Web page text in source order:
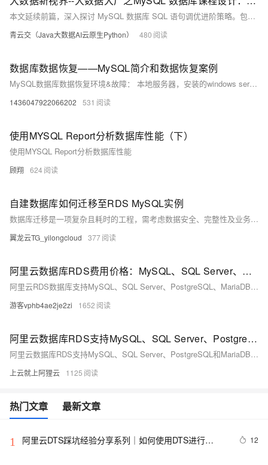
本文延续前篇，深入探讨 MySQL 数据库 SQL 语句调优进阶策略。包括优化索引使用，介绍多种索引类型及避免索引失效等；调整数据库参数，如缓冲池、连接数和日志参数；还有分区表、垂直拆分等其他优化方法。通过实际案例分析展示调优效果。回顾与数据库课程设计相关文章，强调全面认识 MySQL 数据库重要性。为读者提供综合调优指导，确保数据库高效运行。
青云交（Java大数据AI云原生Python） 480
数据库数据恢复——MySQL简介和数据恢复案例
MySQL数据库数据恢复环境&故障： 本地服务器，安装的windows server操作系统。 操作系统上部署MySQL单实例，引擎类型为innodb，表空间类型为独立表空间。该MySQL数据库没有备份，未开启binlog。 人为误操作，在用Delete命令删除数据时未添加where子句进行筛选导致全表数据被删除，删除后未对该表进行任何操作。
1436047922066202 531
使用MYSQL Report分析数据库性能（下）
使用MYSQL Report分析数据库性能
顾翔 624
自建数据库如何迁移至RDS MySQL实例
数据库迁移是一项复杂且耗时的工程，需考虑数据安全、完整性及业务中断影响。使用阿里云数据传输服务DTS，可快速、平滑完成迁移任务，将应用停机时间降至分钟级。您还可通过全量备份自建数据库并恢复至RDS MySQL实例，实现间接迁移上云。
翼龙云TG_yilongcloud 377
阿里云数据库RDS费用价格：MySQL、SQL Server、PostgreSQL和MariaDB引擎收费标准
阿里云RDS数据库支持MySQL、SQL Server、PostgreSQL、MariaDB，多种引擎优惠上线！MySQL倚天版88元/年，SQL Server 2核4G仅299元/年，PostgreSQL 227元/年起。高可用、可弹性伸缩，安全稳定。详情见官网活动页。
游客vphb4ae2je2zi 1652
阿里云数据库RDS支持MySQL、SQL Server、PostgreSQL和MariaDB引擎
阿里云数据库RDS支持MySQL、SQL Server、PostgreSQL和MariaDB引擎，提供高性价比、稳定安全的云数据库服务，适用于多种行业与业务场景。
上云就上阿狸云 1125
热门文章 最新文章
1
阿里云DTS踩坑经验分享系列｜如何使用DTS进行
12